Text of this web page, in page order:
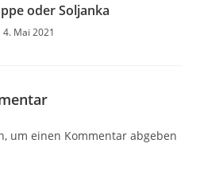
oder Soljanka
4. Mai 2021
um einen Kommentar abgeben